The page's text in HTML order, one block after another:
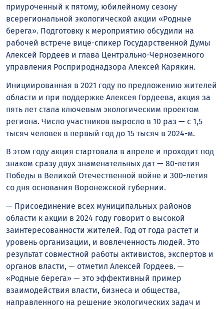
приуроченный к пятому, юбилейному сезону
всерегиональной экологической акции «Родные
берега». Подготовку к мероприятию обсудили на
рабочей встрече вице-спикер Государственной Думы
Алексей Гордеев и глава Центрально-Черноземного
управления Росприроднадзора Алексей Карякин.
Инициированная в 2021 году по предложению жителей
области и при поддержке Алексея Гордеева, акция за
пять лет стала ключевым экологическим проектом
региона. Число участников выросло в 10 раз — с 1,5
тысяч человек в первый год до 15 тысяч в 2024-м.
В этом году акция стартовала в апреле и проходит под
знаком сразу двух знаменательных дат — 80-летия
Победы в Великой Отечественной войне и 300-летия
со дня основания Воронежской губернии.
— Присоединение всех муниципальных районов
области к акции в 2024 году говорит о высокой
заинтересованности жителей. Год от года растет и
уровень организации, и вовлеченность людей. Это
результат совместной работы активистов, экспертов и
органов власти, — отметил Алексей Гордеев. —
«Родные берега» — это эффективный пример
взаимодействия власти, бизнеса и общества,
направленного на решение экологических задач и